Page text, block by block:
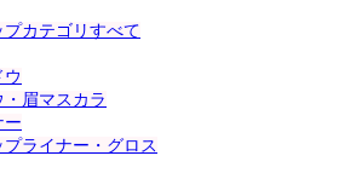
プカテゴリすべて
ウ
眉マスカラ
ー
プライナー・グロス